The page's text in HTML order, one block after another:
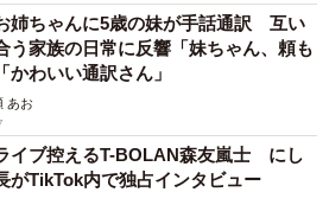
姉ちゃんに5歳の妹が手話通訳 互い
う家族の日常に反響「妹ちゃん、頼も
かわいい通訳さん」
あお
イブ控えるT-BOLAN森友嵐士 にし
がTikTok内で独占インタビュー